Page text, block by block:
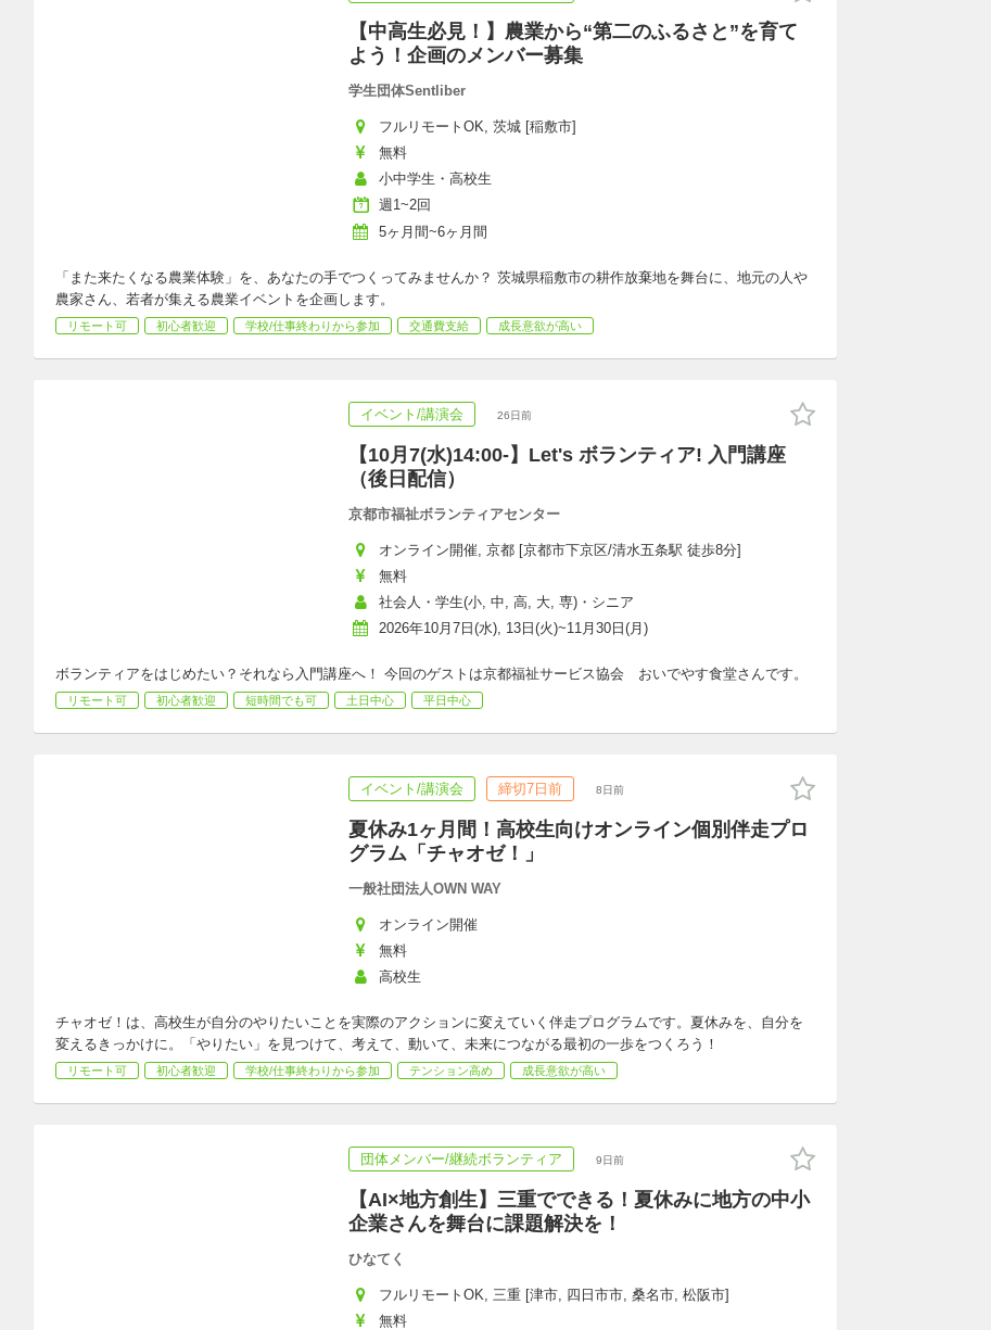
【中高生必見！】農業から“第二のふるさと”を育て
よう！企画のメンバー募集
学生団体Sentliber
フルリモートOK, 茨城 [稲敷市]
無料
小中学生・高校生
週1~2回
5ヶ月間~6ヶ月間
「また来たくなる農業体験」を、あなたの手でつくってみませんか？ 茨城県稲敷市の耕作放棄地を舞台に、地元の人や
農家さん、若者が集える農業イベントを企画します。
リモート可 初心者歓迎 学校/仕事終わりから参加 交通費支給 成長意欲が高い
イベント/講演会 26日前
【10月7(水)14:00-】Let's ボランティア! 入門講座
（後日配信）
京都市福祉ボランティアセンター
オンライン開催, 京都 [京都市下京区/清水五条駅 徒歩8分]
無料
社会人・学生(小, 中, 高, 大, 専)・シニア
2026年10月7日(水), 13日(火)~11月30日(月)
ボランティアをはじめたい？それなら入門講座へ！ 今回のゲストは京都福祉サービス協会 おいでやす食堂さんです。
リモート可 初心者歓迎 短時間でも可 土日中心 平日中心
イベント/講演会 締切7日前 8日前
夏休み1ヶ月間！高校生向けオンライン個別伴走プロ
グラム「チャオゼ！」
一般社団法人OWN WAY
オンライン開催
無料
高校生
チャオゼ！は、高校生が自分のやりたいことを実際のアクションに変えていく伴走プログラムです。夏休みを、自分を
変えるきっかけに。「やりたい」を見つけて、考えて、動いて、未来につながる最初の一歩をつくろう！
リモート可 初心者歓迎 学校/仕事終わりから参加 テンション高め 成長意欲が高い
団体メンバー/継続ボランティア 9日前
【AI×地方創生】三重でできる！夏休みに地方の中小
企業さんを舞台に課題解決を！
ひなてく
フルリモートOK, 三重 [津市, 四日市市, 桑名市, 松阪市]
無料